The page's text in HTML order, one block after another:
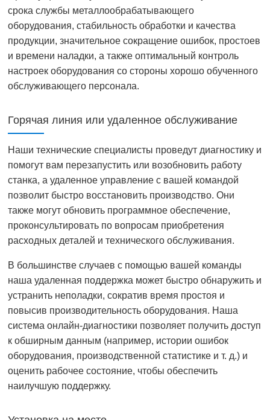
срока службы металлообрабатывающего
оборудования, стабильность обработки и качества
продукции, значительное сокращение ошибок, простоев
и времени наладки, а также оптимальный контроль
настроек оборудования со стороны хорошо обученного
обслуживающего персонала.
Горячая линия или удаленное обслуживание
Наши технические специалисты проведут диагностику и
помогут вам перезапустить или возобновить работу
станка, а удаленное управление с вашей командой
позволит быстро восстановить производство. Они
также могут обновить программное обеспечение,
проконсультировать по вопросам приобретения
расходных деталей и технического обслуживания.
В большинстве случаев с помощью вашей команды
наша удаленная поддержка может быстро обнаружить и
устранить неполадки, сократив время простоя и
повысив производительность оборудования. Наша
система онлайн-диагностики позволяет получить доступ
к обширным данным (например, истории ошибок
оборудования, производственной статистике и т. д.) и
оценить рабочее состояние, чтобы обеспечить
наилучшую поддержку.